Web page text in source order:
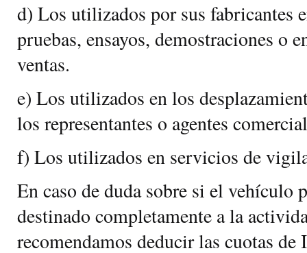
d) Los utilizados por sus fabricantes
pruebas, ensayos, demostraciones o
ventas.
e) Los utilizados en los
los representantes o agentes
f) Los utilizados en servicios de
En caso de duda sobre si el vehículo
destinado completamente a la
recomendamos deducir las cuotas